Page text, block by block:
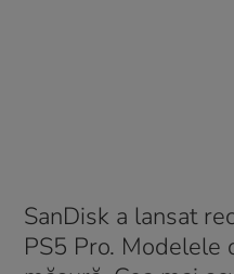
SanDisk a lansat
PS5 Pro.